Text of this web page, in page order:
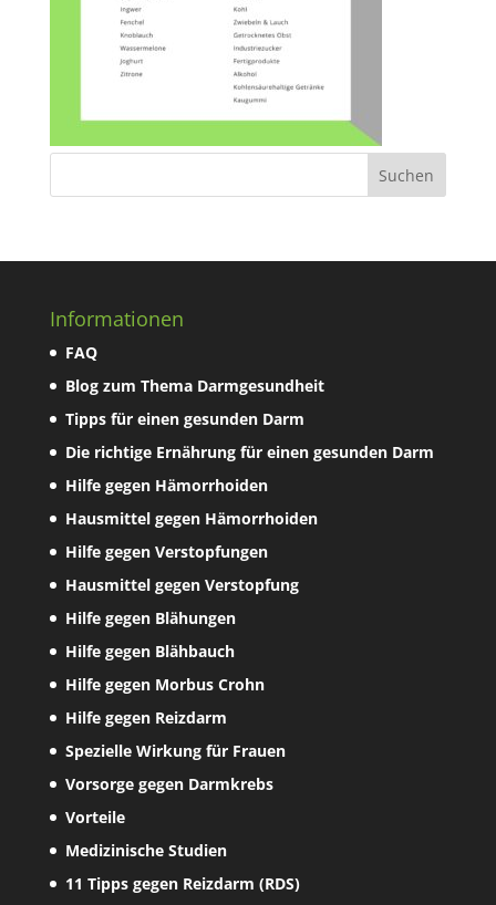
Informationen
FAQ
Blog zum Thema Darmgesundheit
Tipps für einen gesunden Darm
Die richtige Ernährung für einen gesunden Darm
Hilfe gegen Hämorrhoiden
Hausmittel gegen Hämorrhoiden
Hilfe gegen Verstopfungen
Hausmittel gegen Verstopfung
Hilfe gegen Blähungen
Hilfe gegen Blähbauch
Hilfe gegen Morbus Crohn
Hilfe gegen Reizdarm
Spezielle Wirkung für Frauen
Vorsorge gegen Darmkrebs
Vorteile
Medizinische Studien
11 Tipps gegen Reizdarm (RDS)